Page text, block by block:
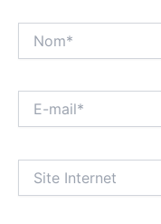
mail*
Internet